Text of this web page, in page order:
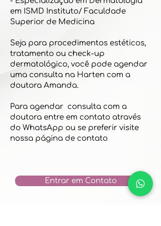
em ISMD Instituto/ Faculdade
Superior de Medicina
Seja para procedimentos estéticos,
tratamento ou check-up
dermatológico, você pode agendar
uma consulta na Harten com a
doutora Amanda.
Para agendar consulta com a
doutora entre em contato através
do WhatsApp ou se preferir visite
nossa página de contato
Entrar em Contato